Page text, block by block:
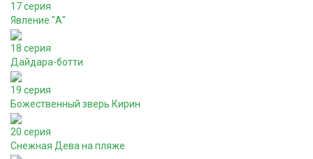
17 серия
Явление "А"
18 серия
Дайдара-ботти
19 серия
Божественный зверь Кирин
20 серия
Снежная Дева на пляже